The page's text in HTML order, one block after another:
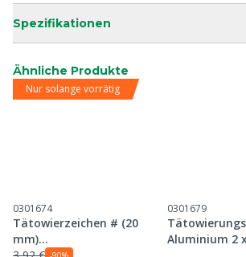
Spezifikationen
Ähnliche Produkte
Nur solange vorrätig
0301674
Tätowierzeichen # (20
mm)
0301679
Aluminium 2 x